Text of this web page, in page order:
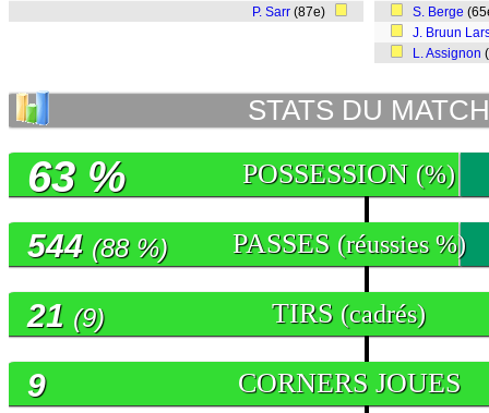
P. Sarr (87e)
S. Berge
J. Bruun
L. Assignon
STATS DU MATCH
POSSESSION (%)
63 %
PASSES (réussies %)
544 (88 %)
TIRS (cadrés)
21 (9)
CORNERS JOUES
9